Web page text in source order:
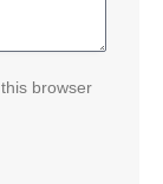
browser